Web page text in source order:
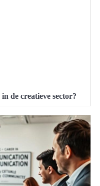
de creatieve sector?